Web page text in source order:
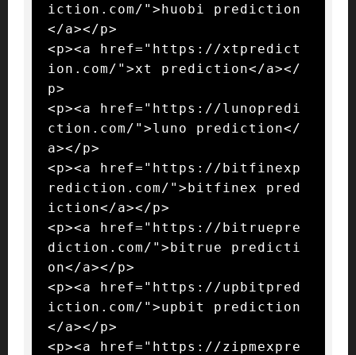
iction.com/">huobi prediction
</a></p>
<p><a href="https://xtpredict
ion.com/">xt prediction</a></
p>
<p><a href="https://lunopredi
ction.com/">luno prediction</
a></p>
<p><a href="https://bitfinexp
rediction.com/">bitfinex pred
iction</a></p>
<p><a href="https://bitruepre
diction.com/">bitrue predicti
on</a></p>
<p><a href="https://upbitpred
iction.com/">upbit prediction
</a></p>
<p><a href="https://zipmexpre